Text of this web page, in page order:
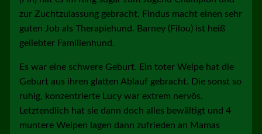
zur Zuchtzulassung gebracht. Findus macht einen sehr
guten Job als Therapiehund. Barney (Filou) ist heiß
geliebter Familienhund.
Es war eine schwere Geburt. Ein toter Welpe hat die
Geburt aus ihren glatten Ablauf gebracht. Die sonst so
ruhig, konzentrierte Lucy war extrem nervös.
Letztendlich hat sie dann doch alles bewältigt und 4
muntere Welpen lagen dann zufrieden an Mamas